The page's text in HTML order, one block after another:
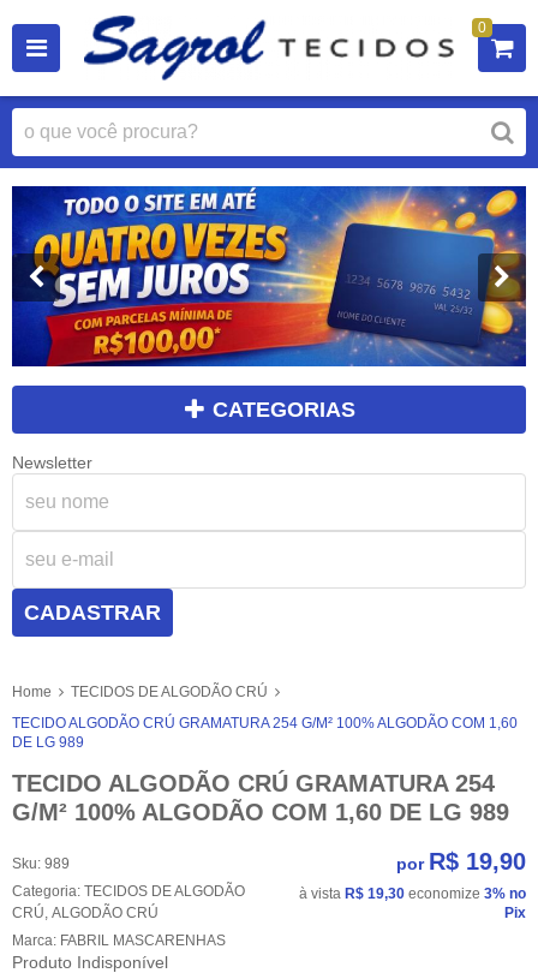
0
CATEGORIAS
Newsletter
CADASTRAR
Home
TECIDOS DE ALGODÃO CRÚ
TECIDO ALGODÃO CRÚ GRAMATURA 254 G/M² 100% ALGODÃO COM 1,60
DE LG 989
TECIDO ALGODÃO CRÚ GRAMATURA 254
G/M² 100% ALGODÃO COM 1,60 DE LG 989
Sku: 989
Categoria: TECIDOS DE ALGODÃO
CRÚ, ALGODÃO CRÚ
Marca: FABRIL MASCARENHAS
Produto Indisponível
por R$ 19,90
à vista R$ 19,30 economize 3% no
Pix